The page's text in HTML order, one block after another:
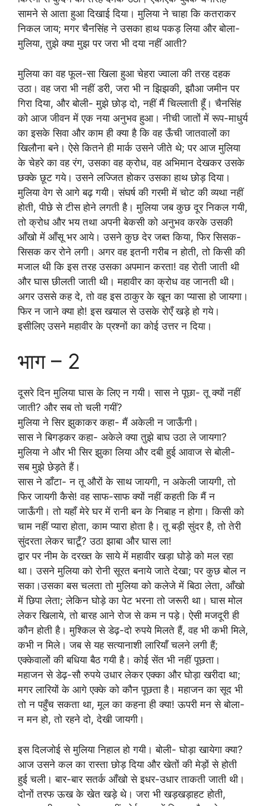
सामने से आता हुआ दिखाई दिया। मुलिया ने चाहा कि कतराकर
निकल जाय; मगर चैनसिंह ने उसका हाथ पकड़ लिया और बोला-
मुलिया, तुझे क्या मुझ पर जरा भी दया नहीं आती?
मुलिया का वह फूल-सा खिला हुआ चेहरा ज्वाला की तरह दहक
उठा। वह जरा भी नहीं डरी, जरा भी न झिझकी, झौआ जमीन पर
गिरा दिया, और बोली- मुझे छोड़ दो, नहीं मैं चिल्लाती हूँ। चैनसिंह
को आज जीवन में एक नया अनुभव हुआ। नीची जातों में रूप-माधुर्य
का इसके सिवा और काम ही क्या है कि वह ऊँची जातवालों का
खिलौना बने। ऐसे कितने ही मार्क उसने जीते थे; पर आज मुलिया
के चेहरे का वह रंग, उसका वह क्रोध, वह अभिमान देखकर उसके
छक्के छूट गये। उसने लज्जित होकर उसका हाथ छोड़ दिया।
मुलिया वेग से आगे बढ़ गयी। संघर्ष की गरमी में चोट की व्यथा नहीं
होती, पीछे से टीस होने लगती है। मुलिया जब कुछ दूर निकल गयी,
तो क्रोध और भय तथा अपनी बेकसी को अनुभव करके उसकी
आँखो में आँसू भर आये। उसने कुछ देर जब्त किया, फिर सिसक-
सिसक कर रोने लगी। अगर वह इतनी गरीब न होती, तो किसी की
मजाल थी कि इस तरह उसका अपमान करता! वह रोती जाती थी
और घास छीलती जाती थी। महावीर का क्रोध वह जानती थी।
अगर उससे कह दे, तो वह इस ठाकुर के खून का प्यासा हो जायगा।
फिर न जाने क्या हो! इस खयाल से उसके रोएँ खड़े हो गये।
इसीलिए उसने महावीर के प्रश्नों का कोई उत्तर न दिया।
भाग – 2
दूसरे दिन मुलिया घास के लिए न गयी। सास ने पूछा- तू क्यों नहीं
जाती? और सब तो चली गयीं?
मुलिया ने सिर झुकाकर कहा- मैं अकेली न जाऊँगी।
सास ने बिगड़कर कहा- अकेले क्या तुझे बाघ उठा ले जायगा?
मुलिया ने और भी सिर झुका लिया और दबी हुई आवाज से बोली-
सब मुझे छेड़ते हैं।
सास ने डाँटा- न तू औरों के साथ जायगी, न अकेली जायगी, तो
फिर जायगी कैसे! वह साफ-साफ क्यों नहीं कहती कि मैं न
जाऊँगी। तो यहाँ मेरे घर में रानी बन के निबाह न होगा। किसी को
चाम नहीं प्यारा होता, काम प्यारा होता है। तू बड़ी सुंदर है, तो तेरी
सुंदरता लेकर चाटूँ? उठा झाबा और घास ला!
द्वार पर नीम के दरख्त के साये में महावीर खड़ा घोड़े को मल रहा
था। उसने मुलिया को रोनी सूरत बनाये जाते देखा; पर कुछ बोल न
सका।उसका बस चलता तो मुलिया को कलेजे में बिठा लेता, आँखो
में छिपा लेता; लेकिन घोड़े का पेट भरना तो जरूरी था। घास मोल
लेकर खिलाये, तो बारह आने रोज से कम न पड़े। ऐसी मजदूरी ही
कौन होती है। मुश्किल से डेढ़-दो रुपये मिलते हैं, वह भी कभी मिले,
कभी न मिले। जब से यह सत्यानाशी लारियाँ चलने लगी हैं;
एक्केवालों की बधिया बैठ गयी है। कोई सेंत भी नहीं पूछता।
महाजन से डेढ़-सौ रुपये उधार लेकर एक्का और घोड़ा खरीदा था;
मगर लारियों के आगे एक्के को कौन पूछता है। महाजन का सूद भी
तो न पहुँच सकता था, मूल का कहना ही क्या! ऊपरी मन से बोला-
न मन हो, तो रहने दो, देखी जायगी।
इस दिलजोई से मुलिया निहाल हो गयी। बोली- घोड़ा खायेगा क्या?
आज उसने कल का रास्ता छोड़ दिया और खेतों की मेड़ों से होती
हुई चली। बार-बार सतर्क आँखो से इधर-उधार ताकती जाती थी।
दोनों तरफ ऊख के खेत खड़े थे। जरा भी खड़खड़ाहट होती,